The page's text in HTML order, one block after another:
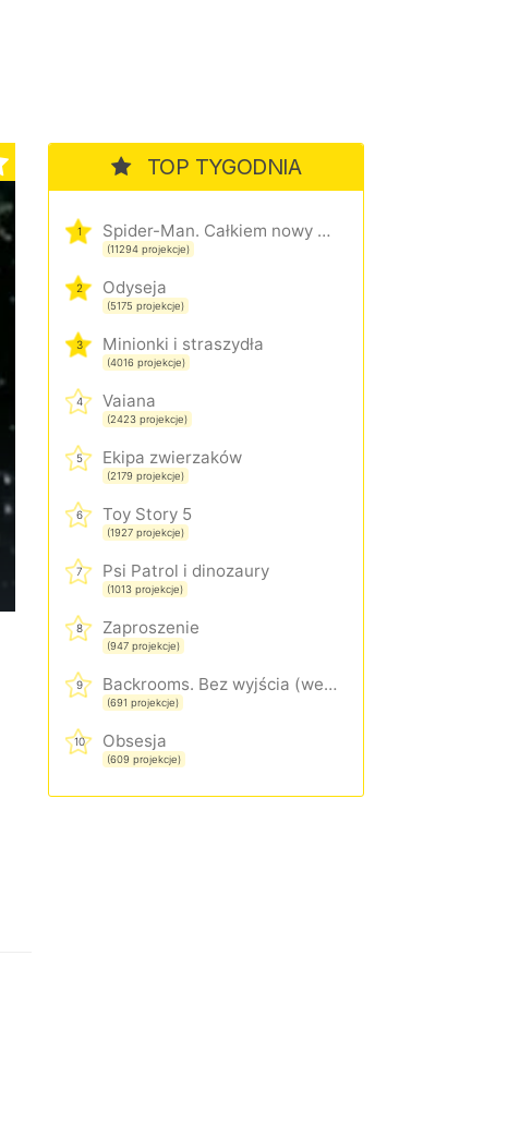
TOP TYGODNIA
1 Spider-Man. Całkiem nowy dzień
(11294 projekcje)
2 Odyseja
(5175 projekcje)
3 Minionki i straszydła
(4016 projekcje)
4 Vaiana
(2423 projekcje)
5 Ekipa zwierzaków
(2179 projekcje)
6 Toy Story 5
(1927 projekcje)
7 Psi Patrol i dinozaury
(1013 projekcje)
8 Zaproszenie
(947 projekcje)
9 Backrooms. Bez wyjścia (wersja rozszerzona)
(691 projekcje)
10 Obsesja
(609 projekcje)